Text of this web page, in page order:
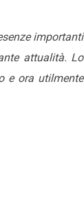
importanti
attualità. Lo
e ora utilmente